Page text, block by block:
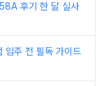
후기 한 달 실사
입주 전 필독 가이드